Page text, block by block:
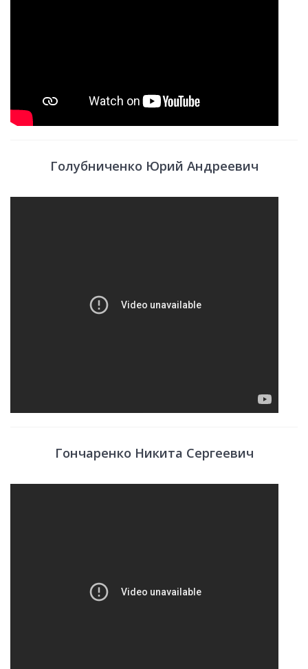
Голубниченко Юрий Андреевич
Гончаренко Никита Сергеевич